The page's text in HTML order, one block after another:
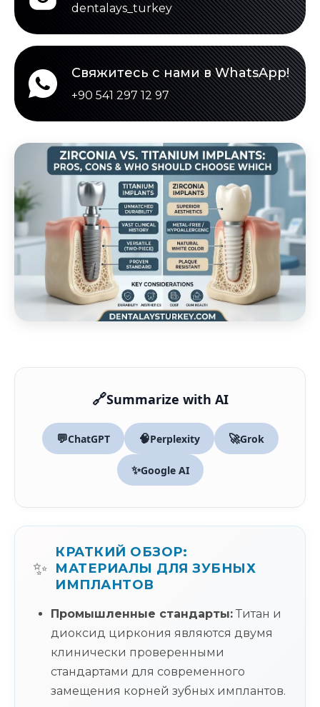
dentalays_turkey
Свяжитесь с нами в WhatsApp!
+90 541 297 12 97
🔗Summarize with AI
💬ChatGPT 🧠Perplexity 🚀Grok
✨Google AI
✨
КРАТКИЙ ОБЗОР:
МАТЕРИАЛЫ ДЛЯ ЗУБНЫХ
ИМПЛАНТОВ
Промышленные стандарты: Титан и
диоксид циркония являются двумя
клинически проверенными
стандартами для современного
замещения корней зубных имплантов.